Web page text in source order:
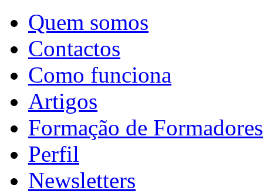
Quem somos
Contactos
Como funciona
Artigos
Formação de Formadores
Perfil
Newsletters